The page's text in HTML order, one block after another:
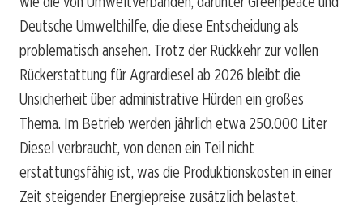
Deutsche Umwelthilfe, die diese Entscheidung als
problematisch ansehen. Trotz der Rückkehr zur vollen
Rückerstattung für Agrardiesel ab 2026 bleibt die
Unsicherheit über administrative Hürden ein großes
Thema. Im Betrieb werden jährlich etwa 250.000 Liter
Diesel verbraucht, von denen ein Teil nicht
erstattungsfähig ist, was die Produktionskosten in einer
Zeit steigender Energiepreise zusätzlich belastet.